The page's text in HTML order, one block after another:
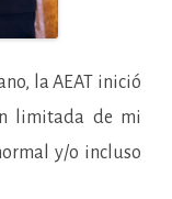
la AEAT inició
limitada de mi
y/o incluso